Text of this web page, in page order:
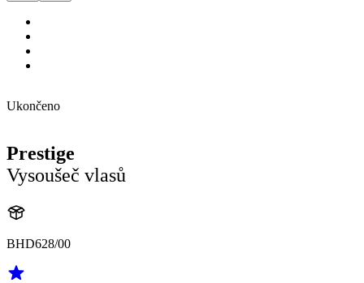
Ukončeno
Prestige
Vysoušeč vlasů
BHD628/00